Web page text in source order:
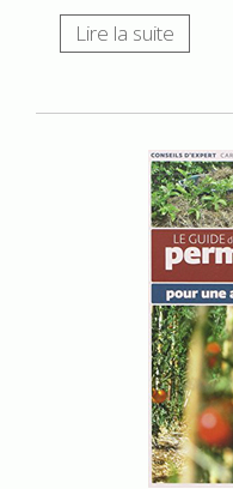
Lire la suite